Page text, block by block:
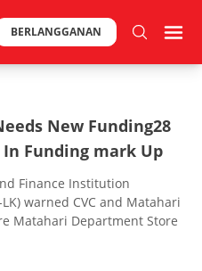
BERLANGGANAN
New Funding28
Funding mark Up
Finance Institution
warned CVC and Matahari
Matahari Department Store